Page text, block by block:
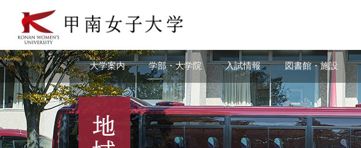
リ
ン
ク
ナ
ビ
ー
シ
大学案内 学部・大学院 入試情報 図書館・施設